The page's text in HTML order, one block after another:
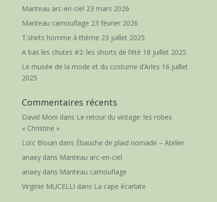
Manteau arc-en-ciel 23 mars 2026
Manteau camouflage 23 février 2026
T.shirts homme à thème 23 juillet 2025
A bas les chutes #2: les shorts de l’été 18 juillet 2025
Le musée de la mode et du costume d’Arles 16 juillet
2025
Commentaires récents
David Moni dans Le retour du vintage: les robes
« Christine »
Loïc Blouin dans Ébauche de plaid nomade – Atelier
anaeydans Manteau arc-en-ciel
anaeydans Manteau camouflage
Virginie MUCELLI dans La cape écarlate